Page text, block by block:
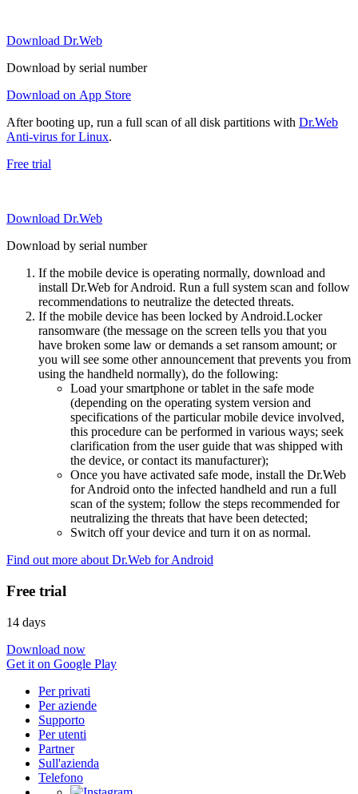
Download Dr.Web
Download by serial number
Download on App Store
After booting up, run a full scan of all disk partitions with Dr.Web
Anti-virus for Linux.
Free trial
Download Dr.Web
Download by serial number
If the mobile device is operating normally, download and
install Dr.Web for Android. Run a full system scan and follow
recommendations to neutralize the detected threats.
If the mobile device has been locked by Android.Locker
ransomware (the message on the screen tells you that you
have broken some law or demands a set ransom amount; or
you will see some other announcement that prevents you from
using the handheld normally), do the following:
Load your smartphone or tablet in the safe mode
(depending on the operating system version and
specifications of the particular mobile device involved,
this procedure can be performed in various ways; seek
clarification from the user guide that was shipped with
the device, or contact its manufacturer);
Once you have activated safe mode, install the Dr.Web
for Android onto the infected handheld and run a full
scan of the system; follow the steps recommended for
neutralizing the threats that have been detected;
Switch off your device and turn it on as normal.
Find out more about Dr.Web for Android
Free trial
14 days
Download now
Get it on Google Play
Per privati
Per aziende
Supporto
Per utenti
Partner
Sull'azienda
Telefono